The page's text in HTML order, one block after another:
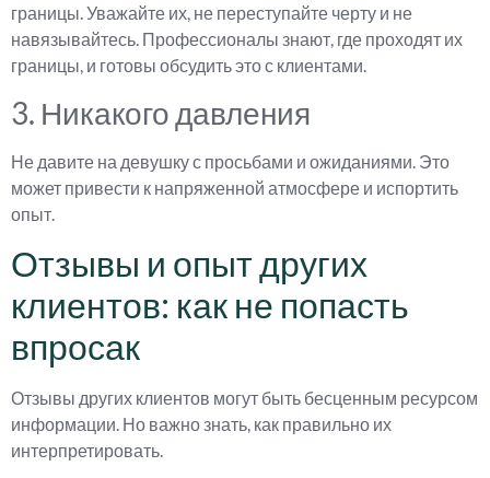
границы. Уважайте их, не переступайте черту и не
навязывайтесь. Профессионалы знают, где проходят их
границы, и готовы обсудить это с клиентами.
3. Никакого давления
Не давите на девушку с просьбами и ожиданиями. Это
может привести к напряженной атмосфере и испортить
опыт.
Отзывы и опыт других
клиентов: как не попасть
впросак
Отзывы других клиентов могут быть бесценным ресурсом
информации. Но важно знать, как правильно их
интерпретировать.